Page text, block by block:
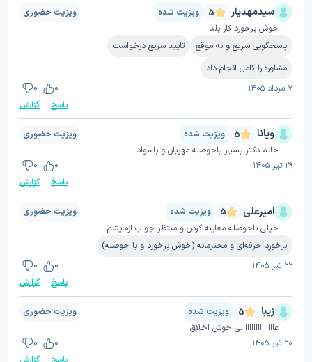
سیدمهدیار 5 ویزیت شده
ویزیت حضوری
خوش برخورد کار بلد
پاسخگویی سریع و به موقع
تایید سریع درخواست
مشاوره را کامل انجام داد
۷ مرداد ۱۴۰۵
0
0
پاسخ
گزارش
ویانا 5 ویزیت شده
ویزیت حضوری
خانم دکتر بسیار باحوصله مهربان و باسواد
۲۹ تیر ۱۴۰۵
0
0
پاسخ
گزارش
امیرعلی 5 ویزیت شده
ویزیت حضوری
خیلی باحوصله معاینه کردن و منتظر جواب ازمایشم
برخورد حرفه‌ای و محترمانه (خوش برخورد و با حوصله)
۲۲ تیر ۱۴۰۵
0
0
پاسخ
گزارش
زیبا 5 ویزیت شده
ویزیت حضوری
عااااااااااااااالی خوش اخلاق
۲۰ تیر ۱۴۰۵
0
0